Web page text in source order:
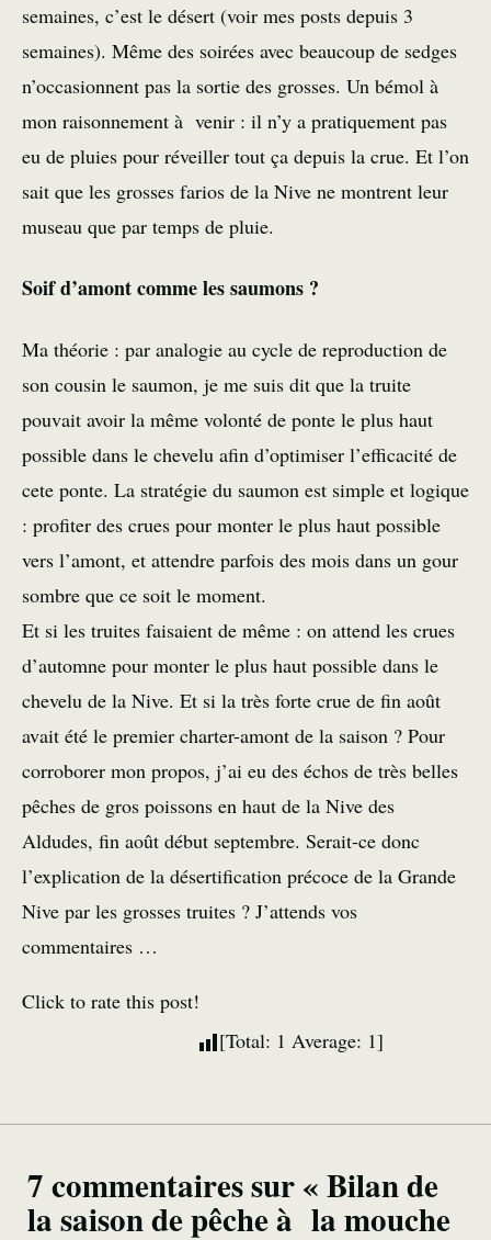
semaines, c’est le désert (voir mes posts depuis 3
semaines). Même des soirées avec beaucoup de sedges
n’occasionnent pas la sortie des grosses. Un bémol à
mon raisonnement à venir : il n’y a pratiquement pas
eu de pluies pour réveiller tout ça depuis la crue. Et l’on
sait que les grosses farios de la Nive ne montrent leur
museau que par temps de pluie.
Soif d’amont comme les saumons ?
Ma théorie : par analogie au cycle de reproduction de
son cousin le saumon, je me suis dit que la truite
pouvait avoir la même volonté de ponte le plus haut
possible dans le chevelu afin d’optimiser l’efficacité de
cete ponte. La stratégie du saumon est simple et logique
: profiter des crues pour monter le plus haut possible
vers l’amont, et attendre parfois des mois dans un gour
sombre que ce soit le moment.
Et si les truites faisaient de même : on attend les crues
d’automne pour monter le plus haut possible dans le
chevelu de la Nive. Et si la très forte crue de fin août
avait été le premier charter-amont de la saison ? Pour
corroborer mon propos, j’ai eu des échos de très belles
pêches de gros poissons en haut de la Nive des
Aldudes, fin août début septembre. Serait-ce donc
l’explication de la désertification précoce de la Grande
Nive par les grosses truites ? J’attends vos
commentaires …
Click to rate this post!
[Total: 1 Average: 1]
7 commentaires sur « Bilan de
la saison de pêche à la mouche